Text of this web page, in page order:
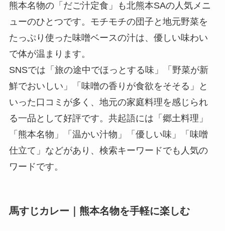
熊本名物の「だご汁定食」も北熊本SAの人気メニ
ューのひとつです。モチモチの団子と地元野菜を
たっぷり使った味噌ベースの汁は、優しい味わい
で体が温まります。
SNSでは「旅の途中でほっとする味」「野菜が新
鮮でおいしい」「味噌の香りが食欲をそそる」と
いった口コミが多く、地元の家庭料理を感じられ
る一品として好評です。共起語には「郷土料理」
「熊本名物」「温かい汁物」「優しい味」「味噌
仕立て」などがあり、検索キーワードでも人気の
ワードです。
馬すじカレー｜熊本名物を手軽に楽しむ